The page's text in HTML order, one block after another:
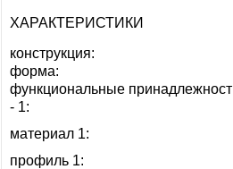
ХАРАКТЕРИСТИКИ
конструкция:
форма:
функциональные
- 1:
материал 1:
профиль 1: